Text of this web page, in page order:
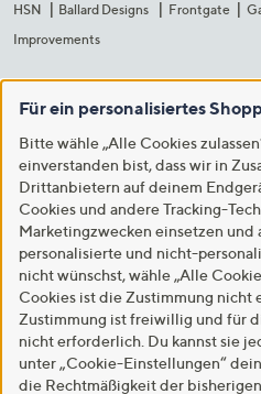
HSN
Ballard Designs Frontgate
Improvements
Für ein personalisiertes
Bitte wähle „Alle Cookies
einverstanden bist, dass wir in
Drittanbietern auf deinem
Cookies und andere Tracking-
Marketingzwecken einsetzen und
personalisierte und nicht-
nicht wünschst, wähle „Alle
Cookies ist die Zustimmung nicht
Zustimmung ist freiwillig und für
nicht erforderlich. Du kannst sie
unter „Cookie-Einstellungen“
die Rechtmäßigkeit der